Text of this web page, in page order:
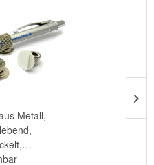
Metall,